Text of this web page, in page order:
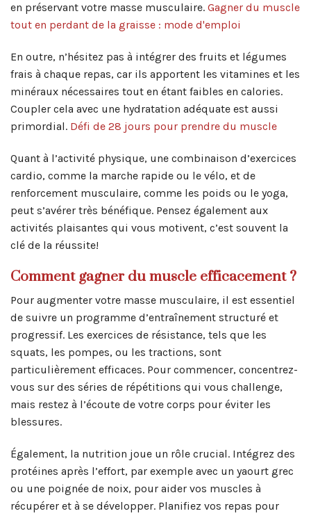
en préservant votre masse musculaire. Gagner du muscle
tout en perdant de la graisse : mode d'emploi
En outre, n’hésitez pas à intégrer des fruits et légumes
frais à chaque repas, car ils apportent les vitamines et les
minéraux nécessaires tout en étant faibles en calories.
Coupler cela avec une hydratation adéquate est aussi
primordial. Défi de 28 jours pour prendre du muscle
Quant à l’activité physique, une combinaison d’exercices
cardio, comme la marche rapide ou le vélo, et de
renforcement musculaire, comme les poids ou le yoga,
peut s’avérer très bénéfique. Pensez également aux
activités plaisantes qui vous motivent, c’est souvent la
clé de la réussite!
Comment gagner du muscle efficacement ?
Pour augmenter votre masse musculaire, il est essentiel
de suivre un programme d’entraînement structuré et
progressif. Les exercices de résistance, tels que les
squats, les pompes, ou les tractions, sont
particulièrement efficaces. Pour commencer, concentrez-
vous sur des séries de répétitions qui vous challenge,
mais restez à l’écoute de votre corps pour éviter les
blessures.
Également, la nutrition joue un rôle crucial. Intégrez des
protéines après l’effort, par exemple avec un yaourt grec
ou une poignée de noix, pour aider vos muscles à
récupérer et à se développer. Planifiez vos repas pour